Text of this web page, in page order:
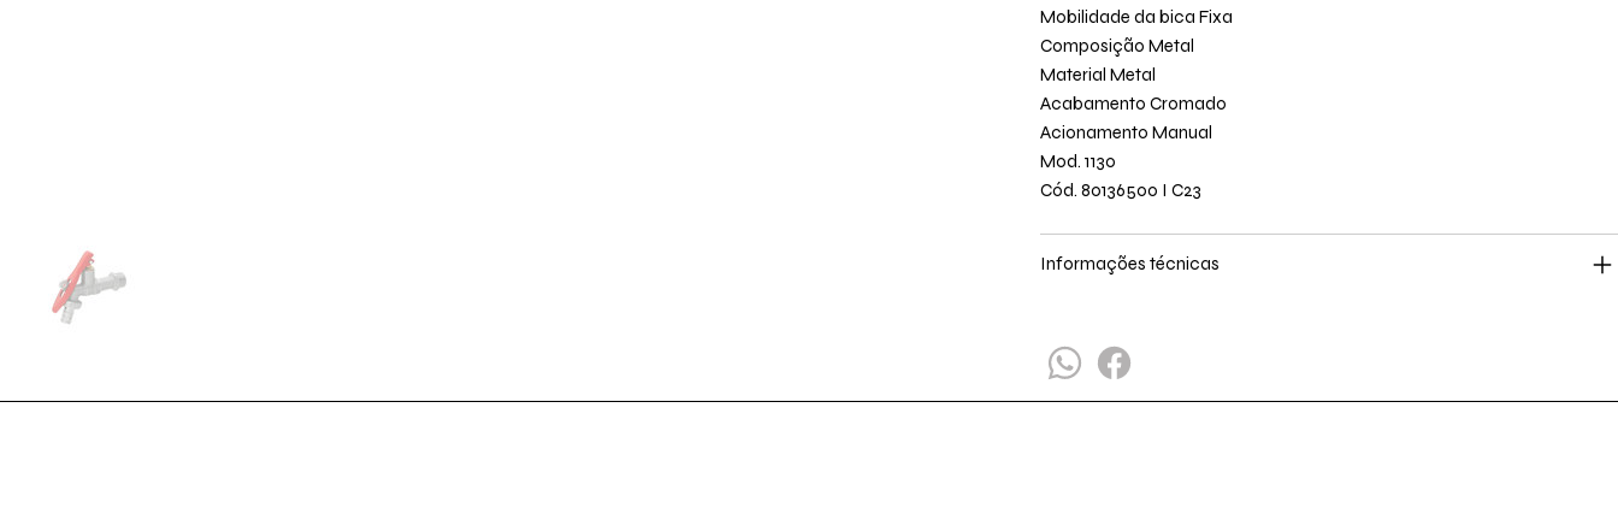
Mobilidade da bica Fixa
Composição Metal
Material Metal
Acabamento Cromado
Acionamento Manual
Mod. 1130
Cód. 80136500 I C23
Informações técnicas